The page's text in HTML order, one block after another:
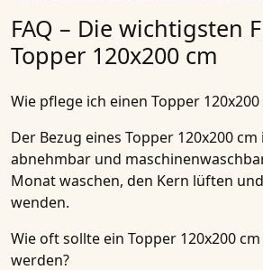
FAQ – Die wichtigsten
Topper 120x200 cm
Wie pflege ich einen Topper
Der Bezug eines Topper 120x200
abnehmbar und
Monat waschen, den Kern lüften
wenden.
Wie oft sollte ein Topper 120x200
werden?